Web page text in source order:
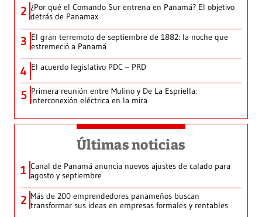
2 ¿Por qué el Comando Sur entrena en Panamá? El objetivo
detrás de Panamax
3 El gran terremoto de septiembre de 1882: la noche que
estremeció a Panamá
4 El acuerdo legislativo PDC – PRD
5 Primera reunión entre Mulino y De La Espriella:
interconexión eléctrica en la mira
Últimas noticias
1 Canal de Panamá anuncia nuevos ajustes de calado para
agosto y septiembre
2 Más de 200 emprendedores panameños buscan
transformar sus ideas en empresas formales y rentables